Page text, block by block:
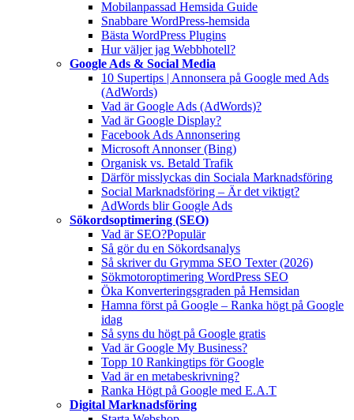
Mobilanpassad Hemsida Guide
Snabbare WordPress-hemsida
Bästa WordPress Plugins
Hur väljer jag Webbhotell?
Google Ads & Social Media
10 Supertips | Annonsera på Google med Ads
(AdWords)
Vad är Google Ads (AdWords)?
Vad är Google Display?
Facebook Ads Annonsering
Microsoft Annonser (Bing)
Organisk vs. Betald Trafik
Därför misslyckas din Sociala Marknadsföring
Social Marknadsföring – Är det viktigt?
AdWords blir Google Ads
Sökordsoptimering (SEO)
Vad är SEO?Populär
Så gör du en Sökordsanalys
Så skriver du Grymma SEO Texter (2026)
Sökmotoroptimering WordPress SEO
Öka Konverteringsgraden på Hemsidan
Hamna först på Google – Ranka högt på Google
idag
Så syns du högt på Google gratis
Vad är Google My Business?
Topp 10 Rankingtips för Google
Vad är en metabeskrivning?
Ranka Högt på Google med E.A.T
Digital Marknadsföring